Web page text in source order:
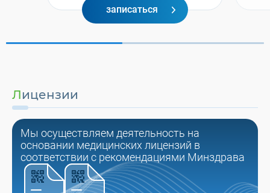
Лицензии
Мы осуществляем деятельность на
основании медицинских лицензий в
соответствии с рекомендациями Минздрава
записаться